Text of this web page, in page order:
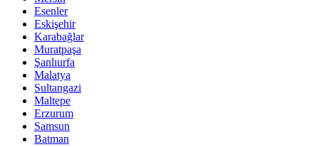
Esenler
Eskişehir
Karabağlar
Muratpaşa
Şanlıurfa
Malatya
Sultangazi
Maltepe
Erzurum
Samsun
Batman